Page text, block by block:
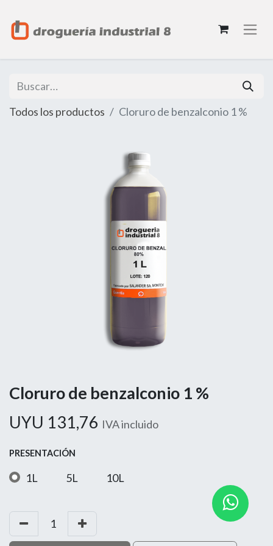
Todos los productos Cloruro de benzalconio 1 %
Cloruro de benzalconio 1 %
UYU 131,76 IVA incluido
PRESENTACIÓN
1L 5L 10L